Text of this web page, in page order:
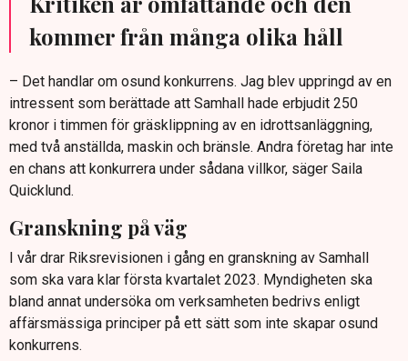
kommer från många olika håll
– Det handlar om osund konkurrens. Jag blev uppringd av en
intressent som berättade att Samhall hade erbjudit 250
kronor i timmen för gräsklippning av en idrottsanläggning,
med två anställda, maskin och bränsle. Andra företag har inte
en chans att konkurrera under sådana villkor, säger Saila
Quicklund.
Granskning på väg
I vår drar Riksrevisionen i gång en granskning av Samhall
som ska vara klar första kvartalet 2023. Myndigheten ska
bland annat undersöka om verksamheten bedrivs enligt
affärsmässiga principer på ett sätt som inte skapar osund
konkurrens.